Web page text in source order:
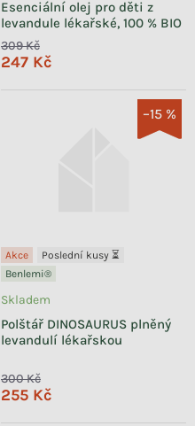
Esenciální olej pro děti z
levandule lékařské, 100 % BIO
309 Kč
247 Kč
–15 %
Akce
Poslední kusy ⏳
Benlemi®
Polštář DINOSAURUS plněný
levandulí lékařskou
Skladem
300 Kč
255 Kč